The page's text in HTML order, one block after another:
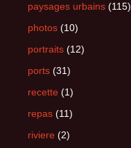
paysages urbains (115)
photos (10)
portraits (12)
ports (31)
recette (1)
repas (11)
riviere (2)